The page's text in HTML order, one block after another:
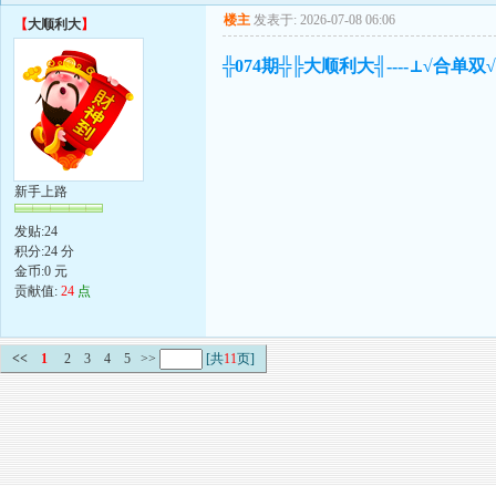
【大顺利大】
新手上路
发贴:24
积分:24 分
金币:0 元
贡献值: 24 点
楼主 发表于: 2026-07-08 06:06
╬074期╬╠大顺利大╣----⊥√合单双
<< 1 2 3 4 5 >> [共11页]